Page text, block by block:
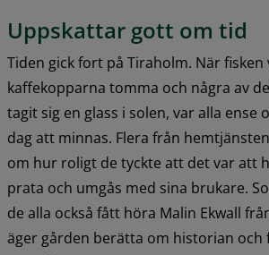
Uppskattar gott om tid
Tiden gick fort på Tiraholm. När
kaffekopparna tomma och några av
tagit sig en glass i solen, var alla ense
dag att minnas. Flera från
om hur roligt de tyckte att det var att
prata och umgås med sina brukare.
de alla också fått höra Malin Ekwall
äger gården berätta om historian och